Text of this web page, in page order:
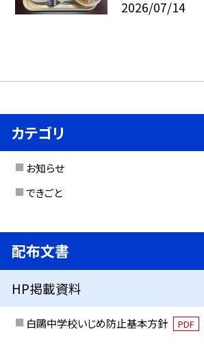
2026/07/14
カテゴリ
お知らせ
できごと
配布文書
HP掲載資料
白鷗中学校いじめ防止基本方針 PDF